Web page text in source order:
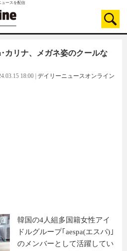
ュースを配信
カリナ、メガネ姿のクールな
18:00 デイリーニュースオンライン
韓国の4人組多国籍女性アイ
ドルグループ｢aespa(エスパ)｣
のメンバーとして活躍してい